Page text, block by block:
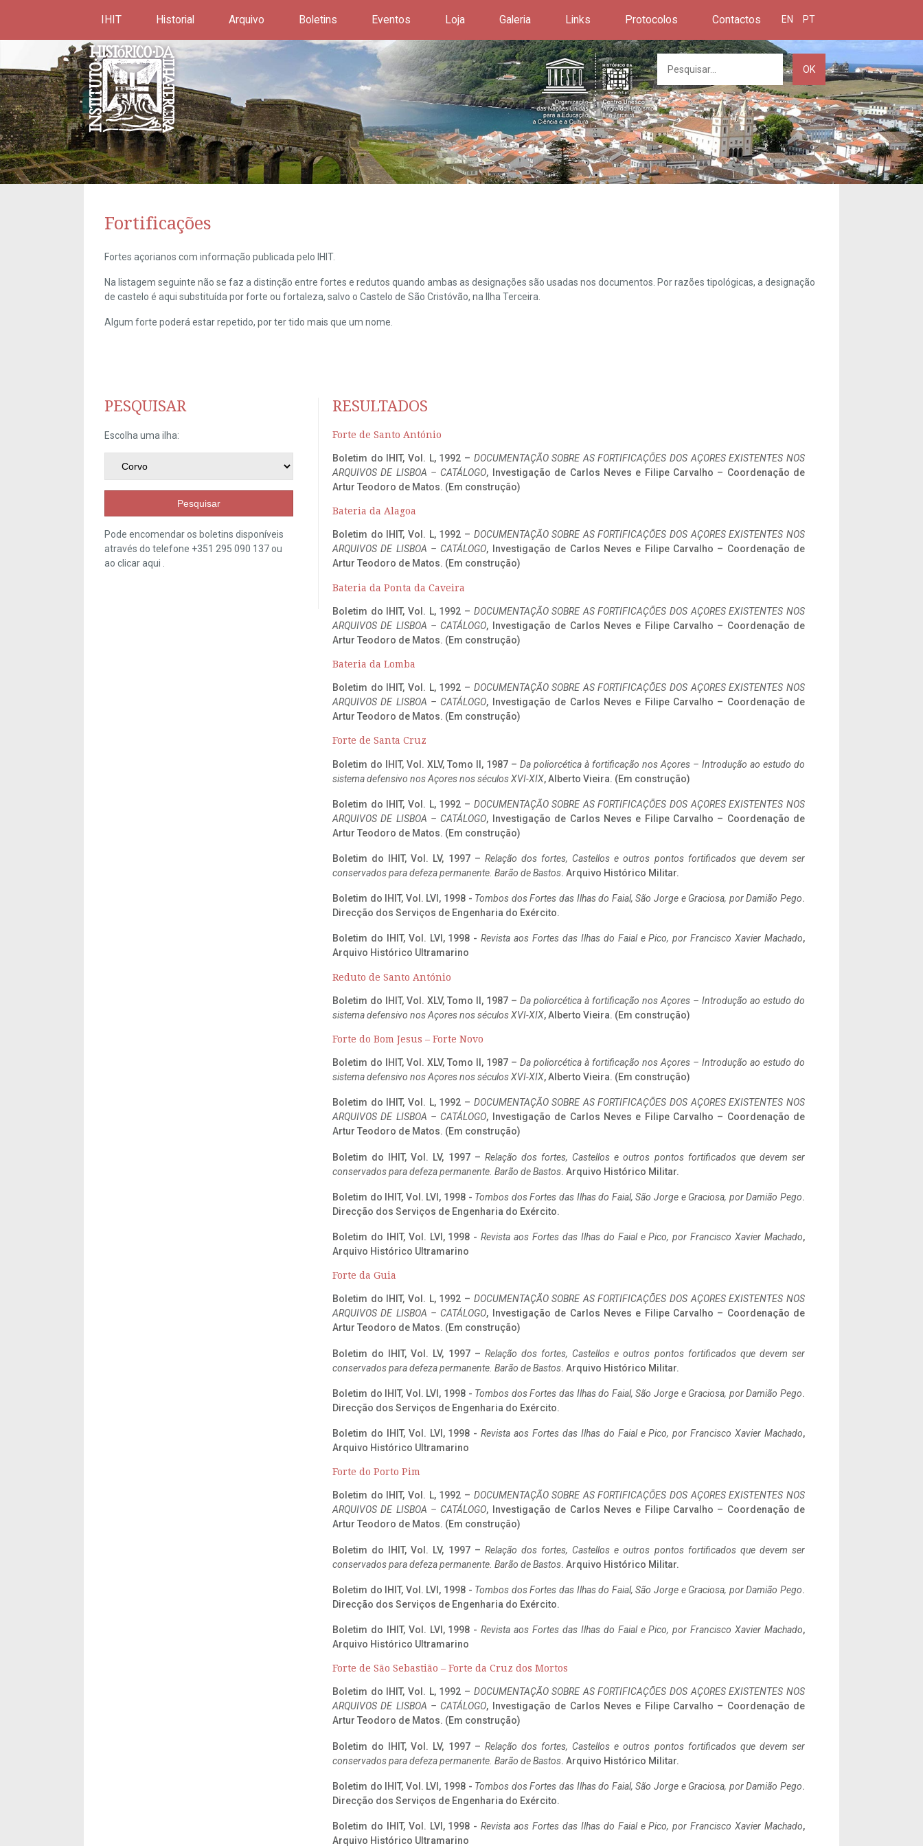
IHIT Historial Arquivo Boletins Eventos Loja Galeria Links Protocolos Contactos EN PT
OK
Fortificações
Fortes açorianos com informação publicada pelo IHIT.
Na listagem seguinte não se faz a distinção entre fortes e redutos quando ambas as designações são usadas nos documentos. Por razões tipológicas, a designação
de castelo é aqui substituída por forte ou fortaleza, salvo o Castelo de São Cristóvão, na Ilha Terceira.
Algum forte poderá estar repetido, por ter tido mais que um nome.
PESQUISAR
Escolha uma ilha:
Pesquisar
Pode encomendar os boletins disponíveis
através do telefone +351 295 090 137 ou
ao clicaraqui
RESULTADOS
Forte de Santo António
Boletim do IHIT, Vol. L, 1992 – DOCUMENTAÇÃO SOBRE AS FORTIFICAÇÕES DOS AÇORES EXISTENTES NOS
ARQUIVOS DE LISBOA – CATÁLOGO, Investigação de Carlos Neves e Filipe Carvalho – Coordenação de
Artur Teodoro de Matos. (Em construção)
Bateria da Alagoa
Boletim do IHIT, Vol. L, 1992 – DOCUMENTAÇÃO SOBRE AS FORTIFICAÇÕES DOS AÇORES EXISTENTES NOS
ARQUIVOS DE LISBOA – CATÁLOGO, Investigação de Carlos Neves e Filipe Carvalho – Coordenação de
Artur Teodoro de Matos. (Em construção)
Bateria da Ponta da Caveira
Boletim do IHIT, Vol. L, 1992 – DOCUMENTAÇÃO SOBRE AS FORTIFICAÇÕES DOS AÇORES EXISTENTES NOS
ARQUIVOS DE LISBOA – CATÁLOGO, Investigação de Carlos Neves e Filipe Carvalho – Coordenação de
Artur Teodoro de Matos. (Em construção)
Bateria da Lomba
Boletim do IHIT, Vol. L, 1992 – DOCUMENTAÇÃO SOBRE AS FORTIFICAÇÕES DOS AÇORES EXISTENTES NOS
ARQUIVOS DE LISBOA – CATÁLOGO, Investigação de Carlos Neves e Filipe Carvalho – Coordenação de
Artur Teodoro de Matos. (Em construção)
Forte de Santa Cruz
Boletim do IHIT, Vol. XLV, Tomo II, 1987 – Da poliorcética à fortificação nos Açores – Introdução ao estudo do
sistema defensivo nos Açores nos séculos XVI-XIX, Alberto Vieira. (Em construção)
Boletim do IHIT, Vol. L, 1992 – DOCUMENTAÇÃO SOBRE AS FORTIFICAÇÕES DOS AÇORES EXISTENTES NOS
ARQUIVOS DE LISBOA – CATÁLOGO, Investigação de Carlos Neves e Filipe Carvalho – Coordenação de
Artur Teodoro de Matos. (Em construção)
Boletim do IHIT, Vol. LV, 1997 – Relação dos fortes, Castellos e outros pontos fortificados que devem ser
conservados para defeza permanente. Barão de Bastos. Arquivo Histórico Militar.
Boletim do IHIT, Vol. LVI, 1998 - Tombos dos Fortes das Ilhas do Faial, São Jorge e Graciosa, por Damião Pego.
Direcção dos Serviços de Engenharia do Exército.
Boletim do IHIT, Vol. LVI, 1998 -Revista aos Fortes das Ilhas do Faial e Pico, por Francisco Xavier Machado,
Arquivo Histórico Ultramarino
Reduto de Santo António
Boletim do IHIT, Vol. XLV, Tomo II, 1987 – Da poliorcética à fortificação nos Açores – Introdução ao estudo do
sistema defensivo nos Açores nos séculos XVI-XIX, Alberto Vieira. (Em construção)
Forte do Bom Jesus – Forte Novo
Boletim do IHIT, Vol. XLV, Tomo II, 1987 – Da poliorcética à fortificação nos Açores – Introdução ao estudo do
sistema defensivo nos Açores nos séculos XVI-XIX, Alberto Vieira. (Em construção)
Boletim do IHIT, Vol. L, 1992 – DOCUMENTAÇÃO SOBRE AS FORTIFICAÇÕES DOS AÇORES EXISTENTES NOS
ARQUIVOS DE LISBOA – CATÁLOGO, Investigação de Carlos Neves e Filipe Carvalho – Coordenação de
Artur Teodoro de Matos. (Em construção)
Boletim do IHIT, Vol. LV, 1997 – Relação dos fortes, Castellos e outros pontos fortificados que devem ser
conservados para defeza permanente. Barão de Bastos. Arquivo Histórico Militar.
Boletim do IHIT, Vol. LVI, 1998 - Tombos dos Fortes das Ilhas do Faial, São Jorge e Graciosa, por Damião Pego.
Direcção dos Serviços de Engenharia do Exército.
Boletim do IHIT, Vol. LVI, 1998 -Revista aos Fortes das Ilhas do Faial e Pico, por Francisco Xavier Machado,
Arquivo Histórico Ultramarino
Forte da Guia
Boletim do IHIT, Vol. L, 1992 – DOCUMENTAÇÃO SOBRE AS FORTIFICAÇÕES DOS AÇORES EXISTENTES NOS
ARQUIVOS DE LISBOA – CATÁLOGO, Investigação de Carlos Neves e Filipe Carvalho – Coordenação de
Artur Teodoro de Matos. (Em construção)
Boletim do IHIT, Vol. LV, 1997 – Relação dos fortes, Castellos e outros pontos fortificados que devem ser
conservados para defeza permanente. Barão de Bastos. Arquivo Histórico Militar.
Boletim do IHIT, Vol. LVI, 1998 - Tombos dos Fortes das Ilhas do Faial, São Jorge e Graciosa, por Damião Pego.
Direcção dos Serviços de Engenharia do Exército.
Boletim do IHIT, Vol. LVI, 1998 -Revista aos Fortes das Ilhas do Faial e Pico, por Francisco Xavier Machado,
Arquivo Histórico Ultramarino
Forte do Porto Pim
Boletim do IHIT, Vol. L, 1992 – DOCUMENTAÇÃO SOBRE AS FORTIFICAÇÕES DOS AÇORES EXISTENTES NOS
ARQUIVOS DE LISBOA – CATÁLOGO, Investigação de Carlos Neves e Filipe Carvalho – Coordenação de
Artur Teodoro de Matos. (Em construção)
Boletim do IHIT, Vol. LV, 1997 – Relação dos fortes, Castellos e outros pontos fortificados que devem ser
conservados para defeza permanente. Barão de Bastos. Arquivo Histórico Militar.
Boletim do IHIT, Vol. LVI, 1998 - Tombos dos Fortes das Ilhas do Faial, São Jorge e Graciosa, por Damião Pego.
Direcção dos Serviços de Engenharia do Exército.
Boletim do IHIT, Vol. LVI, 1998 -Revista aos Fortes das Ilhas do Faial e Pico, por Francisco Xavier Machado,
Arquivo Histórico Ultramarino
Forte de São Sebastião – Forte da Cruz dos Mortos
Boletim do IHIT, Vol. L, 1992 – DOCUMENTAÇÃO SOBRE AS FORTIFICAÇÕES DOS AÇORES EXISTENTES NOS
ARQUIVOS DE LISBOA – CATÁLOGO, Investigação de Carlos Neves e Filipe Carvalho – Coordenação de
Artur Teodoro de Matos. (Em construção)
Boletim do IHIT, Vol. LV, 1997 – Relação dos fortes, Castellos e outros pontos fortificados que devem ser
conservados para defeza permanente. Barão de Bastos. Arquivo Histórico Militar.
Boletim do IHIT, Vol. LVI, 1998 - Tombos dos Fortes das Ilhas do Faial, São Jorge e Graciosa, por Damião Pego.
Direcção dos Serviços de Engenharia do Exército.
Boletim do IHIT, Vol. LVI, 1998 -Revista aos Fortes das Ilhas do Faial e Pico, por Francisco Xavier Machado,
Arquivo Histórico Ultramarino